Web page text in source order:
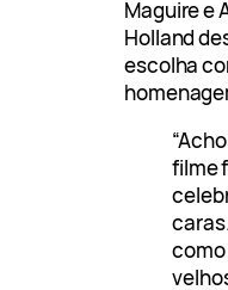
Maguire e
Holland
escolha
filme